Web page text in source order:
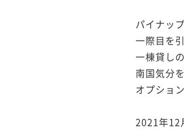
パイナッ
一際目を
一棟貸し
南国気分
オプショ
2021年12